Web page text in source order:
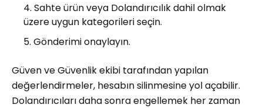
Sahte ürün veya Dolandırıcılık dahil olmak
üzere uygun kategorileri seçin.
Gönderimi onaylayın.
Güven ve Güvenlik ekibi tarafından yapılan
değerlendirmeler, hesabın silinmesine yol açabilir.
Dolandırıcıları daha sonra engellemek her zaman